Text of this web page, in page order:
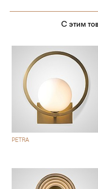
С этим
PETRA